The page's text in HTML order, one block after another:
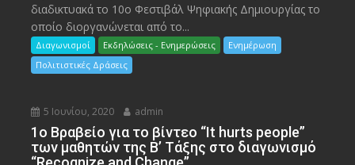
διαδικτυακά το 10ο Φεστιβάλ Ψηφιακής Δημιουργίας το
οποίο διοργανώνεται από το...
Διαγωνισμοί Εκδηλώσεις - Ενημερώσεις
Ενημέρωση
Πολιτιστικές Δράσεις
5 Ιουνίου, 2020 admin
1ο Βραβείο για το βίντεο “It hurts people”
των μαθητών της Β’ Τάξης στο διαγωνισμό